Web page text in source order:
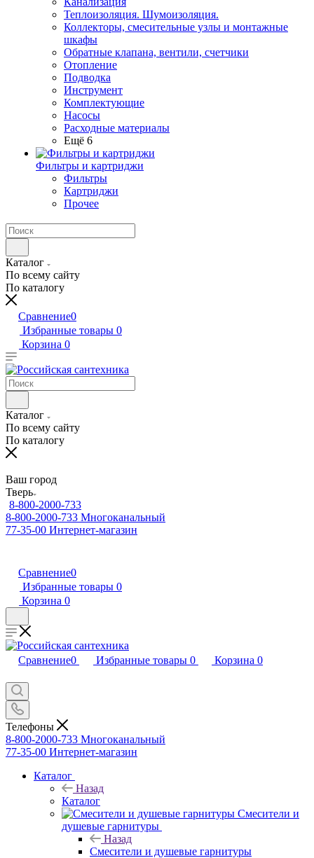
Теплоизоляция. Шумоизоляция.
Коллекторы, смесительные узлы и монтажные
шкафы
Обратные клапана, вентили, счетчики
Отопление
Подводка
Инструмент
Комплектующие
Насосы
Расходные материалы
Ещё 6
Фильтры и картриджи
Фильтры
Картриджи
Прочее
Каталог
По всему сайту
По каталогу
Сравнение0
Избранные товары 0
Корзина 0
Каталог
По всему сайту
По каталогу
Ваш город
Тверь
8-800-2000-733
8-800-2000-733 Многоканальный
77-35-00 Интернет-магазин
Сравнение0
Избранные товары 0
Корзина 0
Сравнение0 Избранные товары 0 Корзина 0
Телефоны
8-800-2000-733 Многоканальный
77-35-00 Интернет-магазин
Каталог
Назад
Каталог
Смесители и
душевые гарнитуры
Назад
Смесители и душевые гарнитуры